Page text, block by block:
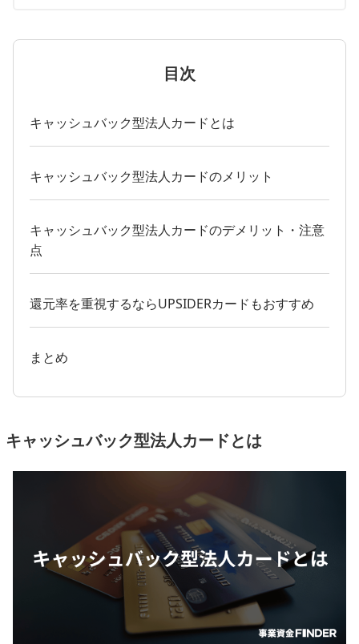
お客様のお悩み事を解決する総合的なコンサルティン
グ、緻密な経営診断にもとづく経営コンサルティングな
目次
キャッシュバック型法人カードとは
キャッシュバック型法人カードのメリット
キャッシュバック型法人カードのデメリット・注意
点
還元率を重視するならUPSIDERカードもおすすめ
まとめ
キャッシュバック型法人カードとは